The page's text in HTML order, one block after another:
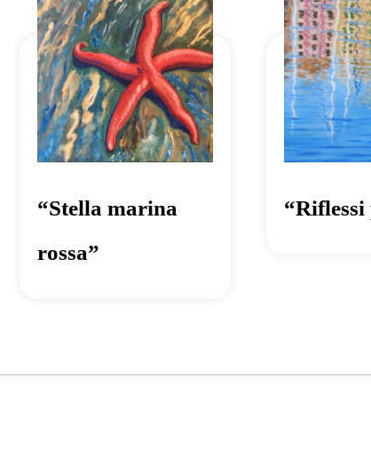
“Stella marina
rossa”